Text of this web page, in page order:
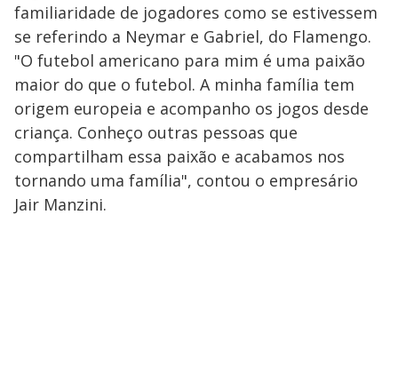
familiaridade de jogadores como se estivessem
se referindo a Neymar e Gabriel, do Flamengo.
"O futebol americano para mim é uma paixão
maior do que o futebol. A minha família tem
origem europeia e acompanho os jogos desde
criança. Conheço outras pessoas que
compartilham essa paixão e acabamos nos
tornando uma família", contou o empresário
Jair Manzini.